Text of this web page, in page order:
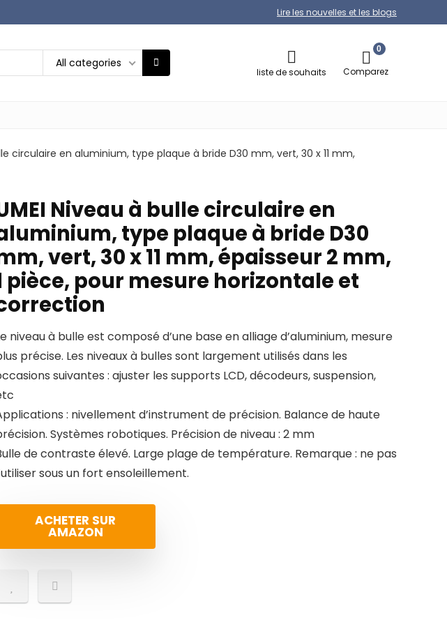
Lire les nouvelles et les blogs
All categories
liste de souhaits
0
Comparez
circulaire en aluminium, type plaque à bride D30 mm, vert, 30 x 11 mm,
Niveau à bulle circulaire en
type plaque à bride D30
vert, 30 x 11 mm, épaisseur 2 mm,
pièce, pour mesure horizontale et
niveau à bulle est composé d’une base en alliage d’aluminium, mesure
précise. Les niveaux à bulles sont largement utilisés dans les
suivantes : ajuster les supports LCD, décodeurs, suspension,
: nivellement d’instrument de précision. Balance de haute
Systèmes robotiques. Précision de niveau : 2 mm
de contraste élevé. Large plage de température. Remarque : ne pas
sous un fort ensoleillement.
ACHETER SUR
AMAZON